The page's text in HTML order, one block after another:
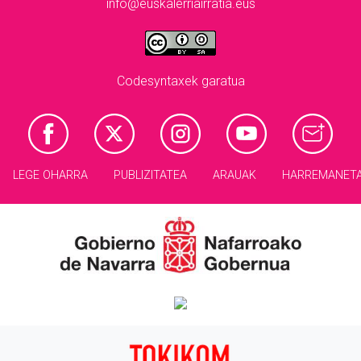
info@euskalerriairratia.eus
Codesyntaxek garatua
LEGE OHARRA PUBLIZITATEA ARAUAK